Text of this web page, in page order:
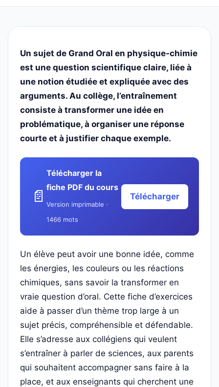
Un sujet de Grand Oral en physique-chimie
est une question scientifique claire, liée à
une notion étudiée et expliquée avec des
arguments. Au collège, l’entraînement
consiste à transformer une idée en
problématique, à organiser une réponse
courte et à justifier chaque exemple.
📄
Télécharger la
fiche PDF du cours
Version imprimable ·
1466 mots
Télécharger
Un élève peut avoir une bonne idée, comme
les énergies, les couleurs ou les réactions
chimiques, sans savoir la transformer en
vraie question d’oral. Cette fiche d’exercices
aide à passer d’un thème trop large à un
sujet précis, compréhensible et défendable.
Elle s’adresse aux collégiens qui veulent
s’entraîner à parler de sciences, aux parents
qui souhaitent accompagner sans faire à la
place, et aux enseignants qui cherchent une